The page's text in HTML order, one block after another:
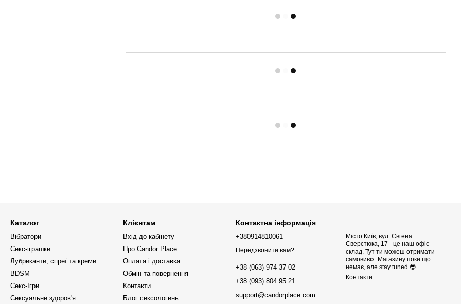
Каталог
Вібратори
Секс-іграшки
Лубриканти, спреї та креми
BDSM
Секс-Ігри
Сексуальне здоров'я
Клієнтам
Вхід до кабінету
Про Candor Place
Оплата і доставка
Обмін та повернення
Контакти
Блог сексологинь
Контактна інформація
+380914810061
Передзвонити вам?
+38 (063) 974 37 02
+38 (093) 804 95 21
support@candorplace.com
Місто Київ, вул. Євгена
Сверстюка, 17 - це наш офіс-
склад. Тут ти можеш отримати
самовивіз. Магазину поки що
немає, але stay tuned 😎
Контакти